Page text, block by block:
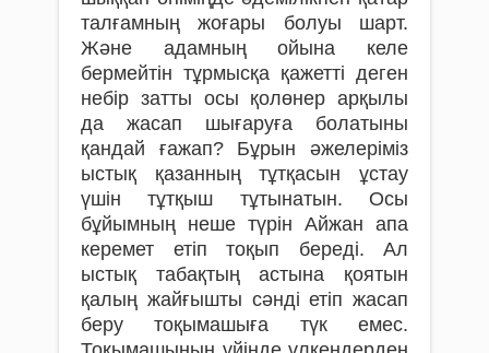
талғамның жоғары болуы шарт.
Және адамның ойына келе
бермейтін тұрмысқа қажетті деген
небір затты осы қолөнер арқылы
да жасап шығаруға болатыны
қандай ғажап? Бұрын әжелеріміз
ыстық қазанның тұтқасын ұстау
үшін тұтқыш тұтынатын. Осы
бұйымның неше түрін Айжан апа
керемет етіп тоқып береді. Ал
ыстық табақтың астына қоятын
қалың жайғышты сәнді етіп жасап
беру тоқымашыға түк емес.